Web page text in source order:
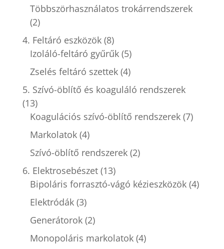
Többszörhasználatos trokárrendszerek
(2)
4. Feltáró eszközök (8)
Izoláló-feltáró gyűrűk (5)
Zselés feltáró szettek (4)
5. Szívó-öblítő és koaguláló rendszerek
(13)
Koagulációs szívó-öblítő rendszerek (7)
Markolatok (4)
Szívó-öblítő rendszerek (2)
6. Elektrosebészet (13)
Bipoláris forrasztó-vágó kézieszközök (4)
Elektródák (3)
Generátorok (2)
Monopoláris markolatok (4)